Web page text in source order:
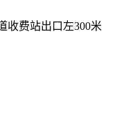
收费站出口左300米